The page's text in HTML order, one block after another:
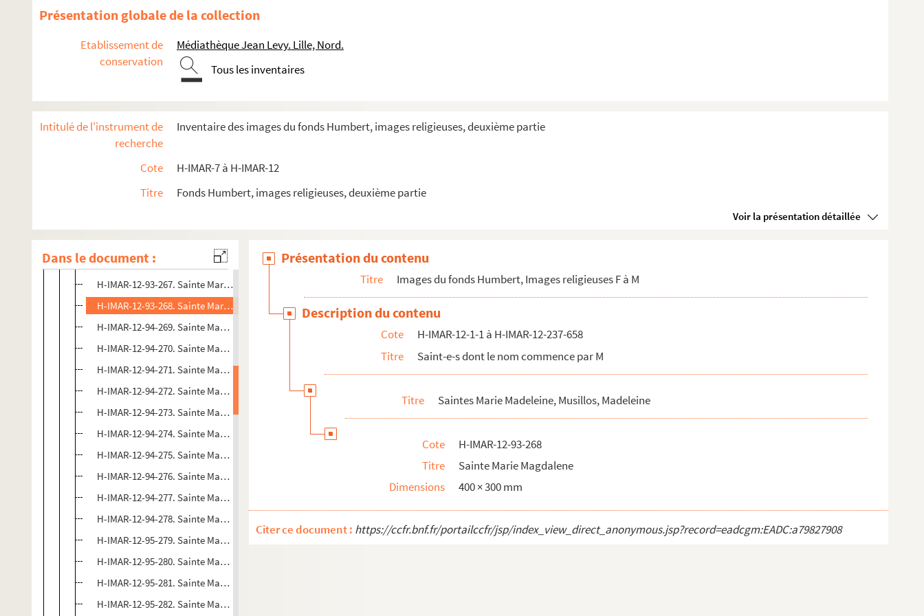
Présentation globale de la collection
Etablissement de
conservation
Médiathèque Jean Levy. Lille, Nord.
Tous les inventaires
Intitulé de l'instrument de
recherche
Inventaire des images du fonds Humbert, images religieuses, deuxième partie
Cote
H-IMAR-7 à H-IMAR-12
Titre
Fonds Humbert, images religieuses, deuxième partie
Voir la présentation détaillée
Dans le document :
H-IMAR-12-89-254. Madeleine repentante (par Rubens)
H-IMAR-12-90-256. Maria Magdalena (1750)
H-IMAR-12-91-257. Sainte Maria Magdalena (1760)
H-IMAR-12-93-259. Sainte Marie Magdalene
H-IMAR-12-93-260. Sainte Marie Magdalene
H-IMAR-12-93-263. Sainte Marie Magdalene
H-IMAR-12-93-265. Sainte Marie Magdalene
H-IMAR-12-93-266. Sainte Marie Magdalene
H-IMAR-12-93-267. Sainte Marie Magdalene
H-IMAR-12-93-268. Sainte Marie Magdalene
H-IMAR-12-94-269. Sainte Madeleine (Marie Madeleine)
H-IMAR-12-94-270. Sainte Madeleine (Marie Madeleine)
H-IMAR-12-94-271. Sainte Madeleine (Marie Madeleine)
H-IMAR-12-94-272. Sainte Madeleine (Marie Madeleine)
H-IMAR-12-94-273. Sainte Madeleine (Marie Madeleine)
H-IMAR-12-94-274. Sainte Madeleine (Marie Madeleine)
H-IMAR-12-94-275. Sainte Madeleine (Marie Madeleine)
H-IMAR-12-94-276. Sainte Madeleine (Marie Madeleine)
H-IMAR-12-94-277. Sainte Madeleine (Marie Madeleine)
H-IMAR-12-94-278. Sainte Madeleine (Marie Madeleine)
H-IMAR-12-95-279. Sainte Madeleine (Magdalena)
H-IMAR-12-95-280. Sainte Madeleine (Magdalena)
H-IMAR-12-95-281. Sainte Madeleine (Magdalena)
H-IMAR-12-95-282. Sainte Madeleine (Magdalena)
Présentation du contenu
Titre Images du fonds Humbert, Images religieuses F à M
Description du contenu
Cote
H-IMAR-12-1-1 à H-IMAR-12-237-658
Titre
Saint-e-s dont le nom commence par M
Titre Saintes Marie Madeleine, Musillos, Madeleine
Cote
H-IMAR-12-93-268
Titre
Sainte Marie Magdalene
Dimensions
400 × 300 mm
Citer ce document : https://ccfr.bnf.fr/portailccfr/jsp/index_view_direct_anonymous.jsp?record=eadcgm:EADC:a79827908